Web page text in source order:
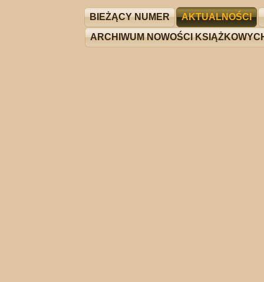
BIEŻĄCY NUMER AKTUALNOŚCI
ARCHIWUM NOWOŚCI